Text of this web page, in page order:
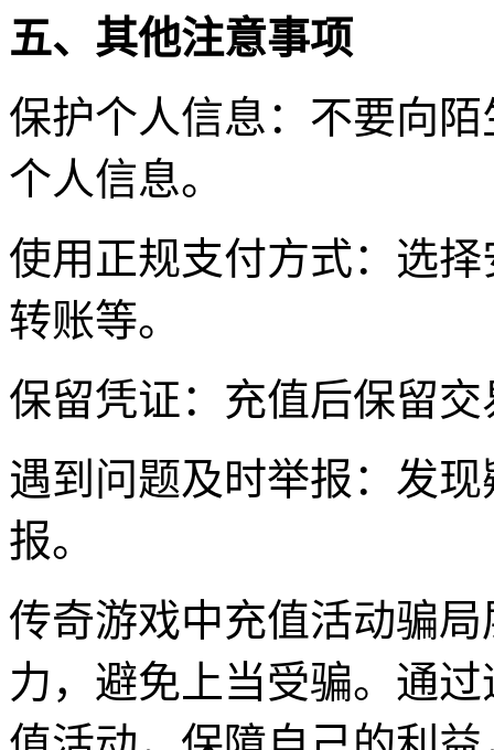
五、其他注意事项
保护个人信息：不要向
个人信息。
使用正规支付方式：选
转账等。
保留凭证：充值后保留
遇到问题及时举报：发
报。
传奇游戏中充值活动骗
力，避免上当受骗。通